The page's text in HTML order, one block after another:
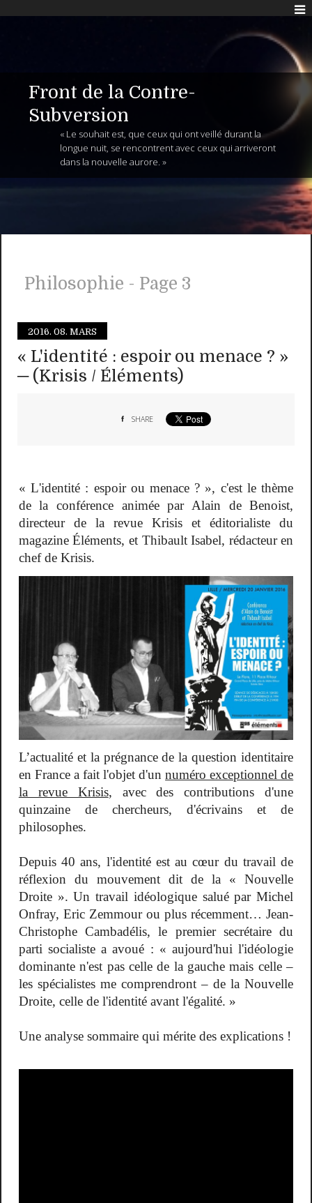
Front de la Contre-
Subversion
« Le souhait est, que ceux qui ont veillé durant la
longue nuit, se rencontrent avec ceux qui arriveront
dans la nouvelle aurore. »
Philosophie - Page 3
2016. 08. MARS
« L'identité : espoir ou menace ? »
─ (Krisis / Éléments)
SHARE
« L'identité : espoir ou menace ? », c'est le thème
de la conférence animée par Alain de Benoist,
directeur de la revue Krisis et éditorialiste du
magazine Éléments, et Thibault Isabel, rédacteur en
chef de Krisis.
L’actualité et la prégnance de la question identitaire
en France a fait l'objet d'unnuméro exceptionnel de
la revue Krisis, avec des contributions d'une
quinzaine de chercheurs, d'écrivains et de
philosophes.
Depuis 40 ans, l'identité est au cœur du travail de
réflexion du mouvement dit de la « Nouvelle
Droite ». Un travail idéologique salué par Michel
Onfray, Eric Zemmour ou plus récemment… Jean-
Christophe Cambadélis, le premier secrétaire du
parti socialiste a avoué : « aujourd'hui l'idéologie
dominante n'est pas celle de la gauche mais celle –
les spécialistes me comprendront – de la Nouvelle
Droite, celle de l'identité avant l'égalité. »
Une analyse sommaire qui mérite des explications !